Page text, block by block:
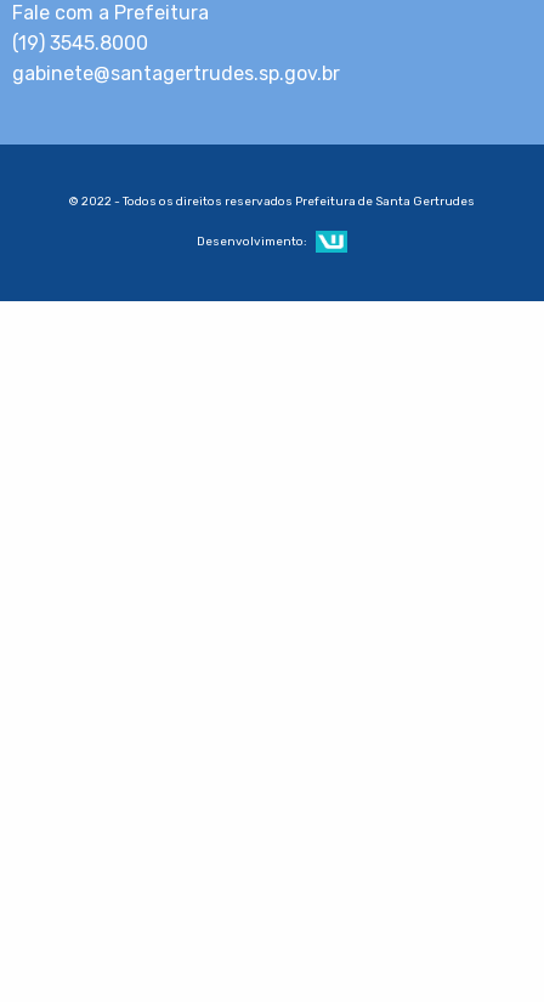
Fale com a Prefeitura
(19) 3545.8000
gabinete@santagertrudes.sp.gov.br
© 2022 - Todos os direitos reservados Prefeitura de Santa Gertrudes
Desenvolvimento: